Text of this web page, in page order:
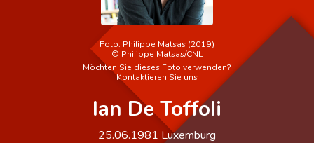
Autor(inn)en A-Z
Erweiterte Suche
Häufige Fragen und Antworten
Forschungsgruppe
Foto: Philippe Matsas (2019)
© Philippe Matsas/CNL
Möchten Sie dieses Foto verwenden?
Kontaktieren Sie uns
Ian De Toffoli
25.06.1981 Luxemburg